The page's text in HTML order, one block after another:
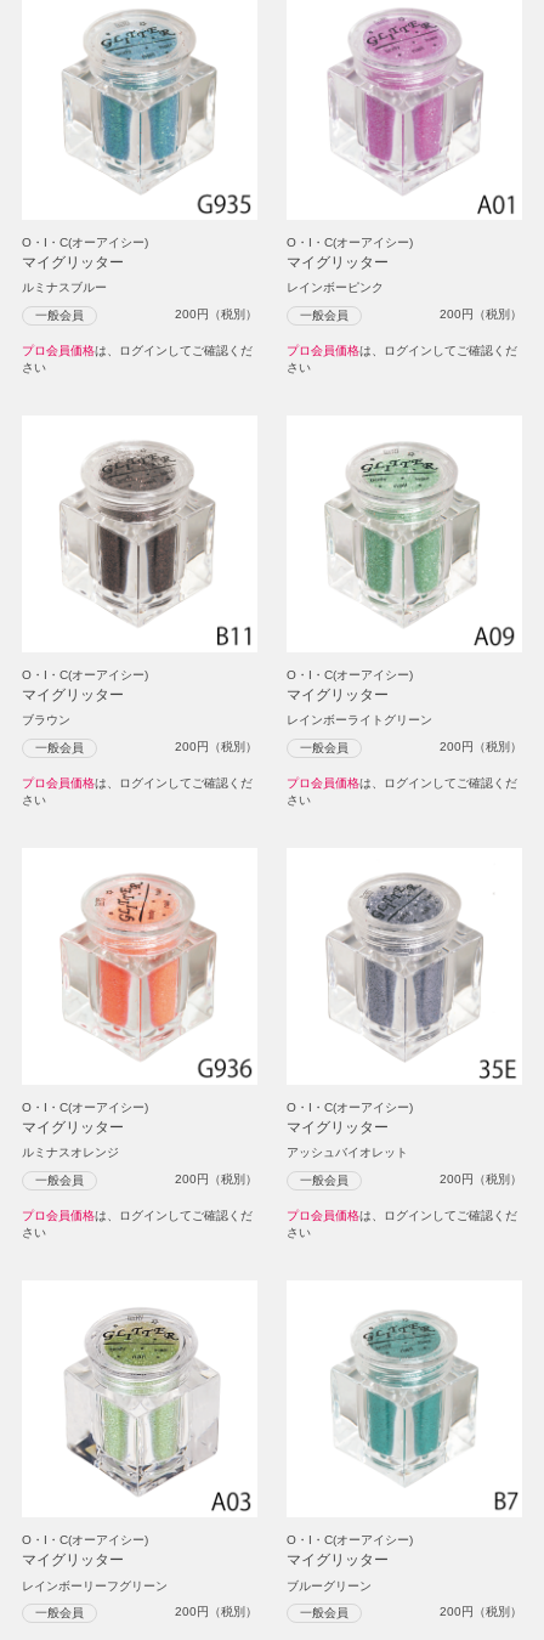
O・I・C(オーアイシー)
マイグリッター
ルミナスブルー
一般会員 200円（税別）
プロ会員価格は、ログインしてご確認くだ
さい
O・I・C(オーアイシー)
マイグリッター
レインボーピンク
一般会員 200円（税別）
プロ会員価格は、ログインしてご確認くだ
さい
O・I・C(オーアイシー)
マイグリッター
ブラウン
一般会員 200円（税別）
プロ会員価格は、ログインしてご確認くだ
さい
O・I・C(オーアイシー)
マイグリッター
レインボーライトグリーン
一般会員 200円（税別）
プロ会員価格は、ログインしてご確認くだ
さい
O・I・C(オーアイシー)
マイグリッター
ルミナスオレンジ
一般会員 200円（税別）
プロ会員価格は、ログインしてご確認くだ
さい
O・I・C(オーアイシー)
マイグリッター
アッシュバイオレット
一般会員 200円（税別）
プロ会員価格は、ログインしてご確認くだ
さい
O・I・C(オーアイシー)
マイグリッター
レインボーリーフグリーン
一般会員 200円（税別）
O・I・C(オーアイシー)
マイグリッター
ブルーグリーン
一般会員 200円（税別）